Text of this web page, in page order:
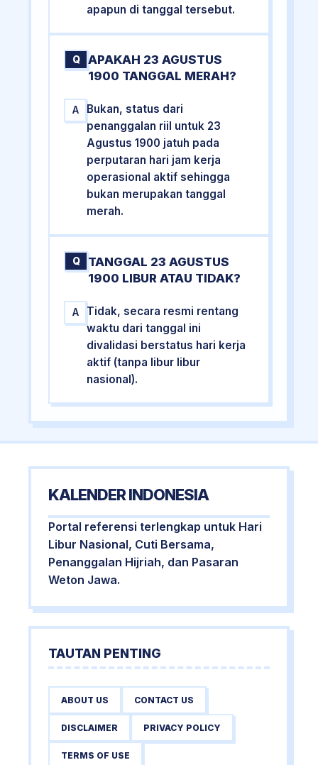
apapun di tanggal tersebut.
Q
APAKAH 23 AGUSTUS
1900 TANGGAL MERAH?
A
Bukan, status dari
penanggalan riil untuk 23
Agustus 1900 jatuh pada
perputaran hari jam kerja
operasional aktif sehingga
bukan merupakan tanggal
merah.
Q
TANGGAL 23 AGUSTUS
1900 LIBUR ATAU TIDAK?
A
Tidak, secara resmi rentang
waktu dari tanggal ini
divalidasi berstatus hari kerja
aktif (tanpa libur libur
nasional).
KALENDER INDONESIA
Portal referensi terlengkap untuk Hari
Libur Nasional, Cuti Bersama,
Penanggalan Hijriah, dan Pasaran
Weton Jawa.
TAUTAN PENTING
ABOUT US CONTACT US
DISCLAIMER PRIVACY POLICY
TERMS OF USE